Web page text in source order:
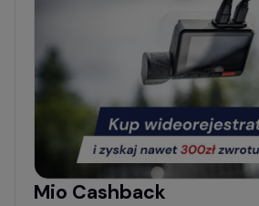
Mio Cashback